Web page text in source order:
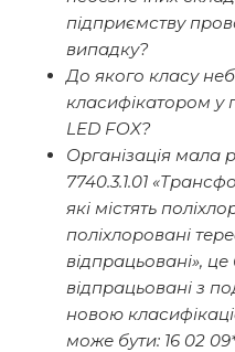
підприємству
випадку?
До якого класу
класифікатором у
LED FOX?
Організація мала
7740.3.1.01
які містять
поліхлоровані
відпрацьовані»,
відпрацьовані з
новою
може бути: 16 02